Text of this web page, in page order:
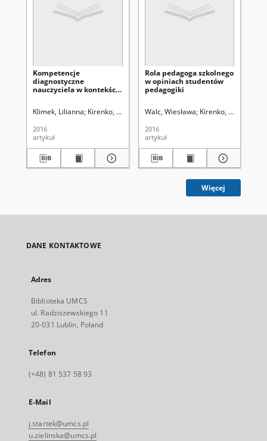
Kompetencje
diagnostyczne
nauczyciela w kontekście
Klimek, Lilianna Kirenko, Janusz (1954- ). Red. Uniwersytet Marii
2016
artykuł
Rola pedagoga szkolnego
w opiniach studentów
pedagogiki
Walc, Wiesława Kirenko, Janusz
2016
artykuł
Więcej
DANE KONTAKTOWE
Adres
Biblioteka UMCS
ul. Radziszewskiego 11
20-031 Lublin, Poland
Telefon
(+48) 81 537 58 93
E-Mail
j.startek@umcs.pl
u.zielinska@umcs.pl